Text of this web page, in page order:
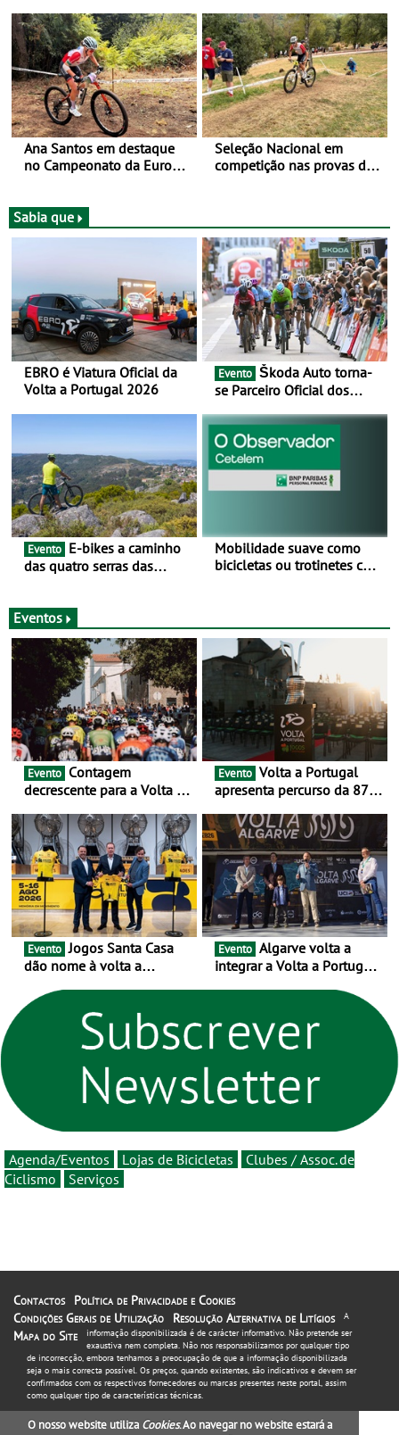
a Portugal - Prova decorre
entre 5 e 16 de Agosto
no Cartaxo
Ana Santos em destaque
no Campeonato da Europa
Seleção Nacional em
competição nas provas de
Sabia que
EBRO é Viatura Oficial da
Volta a Portugal 2026
Evento
se Parceiro Oficial dos
BTT e Gravel da UCI - Para
os anos de 2025 e 2026
Evento
das quatro serras das
e 10 de Junho
Mobilidade suave como
bicicletas ou trotinetes com
usam os automóveis
exclusivamente em áreas
urbanas
Eventos
Evento
decrescente para a Volta a
as 17 equipas de 2026
Evento
apresenta percurso da 87.ª
novo ciclo rumo ao
centenário
Evento Jogos Santa Casa
dão nome à volta a
um novo ciclo da prova
rumo ao centenário - Volta
a Portugal em Bicicleta
estará na estrada entre 5 e
16 de agosto
Evento
integrar a Volta a Portugal
Agenda/Eventos Lojas de Bicicletas
Clubes / Assoc. de
Ciclismo
Serviços
Contactos
Política de Privacidade e Cookies
Condições Gerais de Utilização
Resolução Alternativa de Litígios
Mapa do Site
A
informação disponibilizada é de carácter informativo. Não pretende ser
exaustiva nem completa. Não nos responsabilizamos por qualquer tipo
de incorrecção, embora tenhamos a preocupação de que a informação disponibilizada
seja o mais correcta possível. Os preços, quando existentes, são indicativos e devem ser
confirmados com os respectivos fornecedores ou marcas presentes neste portal, assim
como qualquer tipo de características técnicas.
O nosso website utiliza Cookies. Ao navegar no website estará a